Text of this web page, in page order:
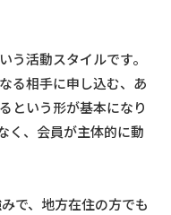
う活動スタイルです。
る相手に申し込む、あ
という形が基本になり
く、会員が主体的に動
で、地方在住の方でも